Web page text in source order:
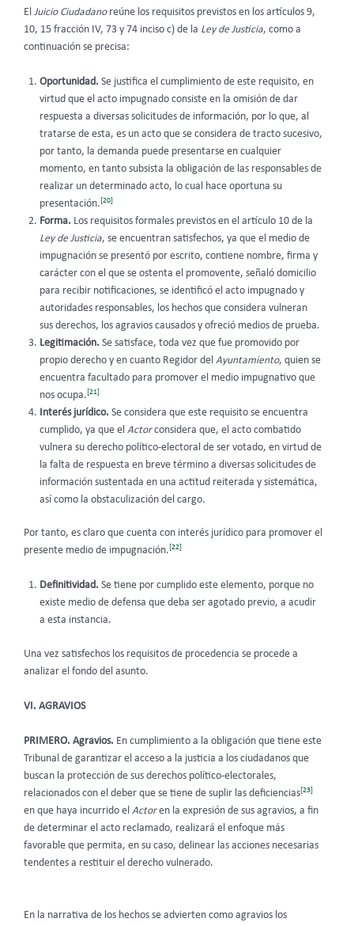
El Juicio Ciudadanoreúne los requisitos previstos en los artículos 9,
10, 15 fracción IV, 73 y 74 inciso c) de la Ley de Justicia, como a
continuación se precisa:
Oportunidad. Se justifica el cumplimiento de este requisito, en
virtud que el acto impugnado consiste en la omisión de dar
respuesta a diversas solicitudes de información, por lo que, al
tratarse de esta, es un acto que se considera de tracto sucesivo,
por tanto, la demanda puede presentarse en cualquier
momento, en tanto subsista la obligación de las responsables de
realizar un determinado acto, lo cual hace oportuna su
presentación.[20]
Forma. Los requisitos formales previstos en el artículo 10 de la
Ley de Justicia, se encuentran satisfechos, ya que el medio de
impugnación se presentó por escrito, contiene nombre, firma y
carácter con el que se ostenta el promovente, señaló domicilio
para recibir notificaciones, se identificó el acto impugnado y
autoridades responsables, los hechos que considera vulneran
sus derechos, los agravios causados y ofreció medios de prueba.
Legitimación. Se satisface, toda vez que fue promovido por
propio derecho y en cuanto Regidor del Ayuntamiento, quien se
encuentra facultado para promover el medio impugnativo que
nos ocupa.[21]
Interés jurídico. Se considera que este requisito se encuentra
cumplido, ya que el Actorconsidera que, el acto combatido
vulnera su derecho político-electoral de ser votado, en virtud de
la falta de respuesta en breve término a diversas solicitudes de
información sustentada en una actitud reiterada y sistemática,
así como la obstaculización del cargo.
Por tanto, es claro que cuenta con interés jurídico para promover el
presente medio de impugnación. [22]
Definitividad. Se tiene por cumplido este elemento, porque no
existe medio de defensa que deba ser agotado previo, a acudir
a esta instancia.
Una vez satisfechos los requisitos de procedencia se procede a
analizar el fondo del asunto.
VI. AGRAVIOS
PRIMERO. Agravios. En cumplimiento a la obligación que tiene este
Tribunal de garantizar el acceso a la justicia a los ciudadanos que
buscan la protección de sus derechos político-electorales,
relacionados con el deber que se tiene de suplir las deficiencias[23]
en que haya incurrido el Actoren la expresión de sus agravios, a fin
de determinar el acto reclamado, realizará el enfoque más
favorable que permita, en su caso, delinear las acciones necesarias
tendentes a restituir el derecho vulnerado.
En la narrativa de los hechos se advierten como agravios los